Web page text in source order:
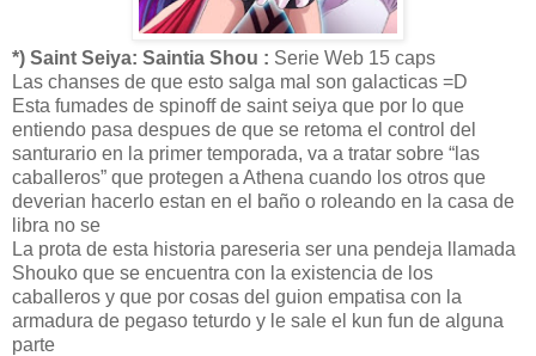
*) Saint Seiya: Saintia Shou : Serie Web 15 caps
Las chanses de que esto salga mal son galacticas =D
Esta fumades de spinoff de saint seiya que por lo que
entiendo pasa despues de que se retoma el control del
santurario en la primer temporada, va a tratar sobre “las
caballeros” que protegen a Athena cuando los otros que
deverian hacerlo estan en el baño o roleando en la casa de
libra no se
La prota de esta historia pareseria ser una pendeja llamada
Shouko que se encuentra con la existencia de los
caballeros y que por cosas del guion empatisa con la
armadura de pegaso teturdo y le sale el kun fun de alguna
parte